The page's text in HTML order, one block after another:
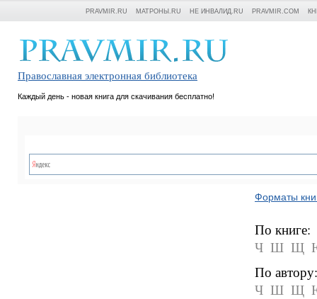
PRAVMIR.RU МАТРОНЫ.RU НЕ ИНВАЛИД.RU PRAVMIR.COM
Православная электронная библиотека
Каждый день - новая книга для скачивания бесплатно!
Форматы
По книге:
Ч Ш Щ
По автору:
Ч Ш Щ